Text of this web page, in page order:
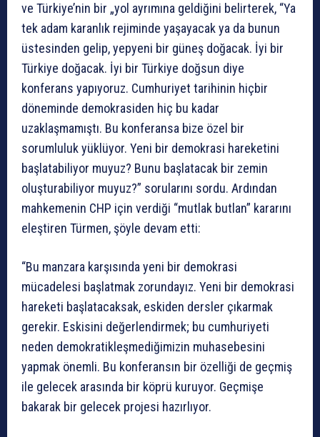
ve Türkiye’nin bir „yol ayrımına geldiğini belirterek, “Ya
tek adam karanlık rejiminde yaşayacak ya da bunun
üstesinden gelip, yepyeni bir güneş doğacak. İyi bir
Türkiye doğacak. İyi bir Türkiye doğsun diye
konferans yapıyoruz. Cumhuriyet tarihinin hiçbir
döneminde demokrasiden hiç bu kadar
uzaklaşmamıştı. Bu konferansa bize özel bir
sorumluluk yüklüyor. Yeni bir demokrasi hareketini
başlatabiliyor muyuz? Bunu başlatacak bir zemin
oluşturabiliyor muyuz?” sorularını sordu. Ardından
mahkemenin CHP için verdiği “mutlak butlan” kararını
eleştiren Türmen, şöyle devam etti:
“Bu manzara karşısında yeni bir demokrasi
mücadelesi başlatmak zorundayız. Yeni bir demokrasi
hareketi başlatacaksak, eskiden dersler çıkarmak
gerekir. Eskisini değerlendirmek; bu cumhuriyeti
neden demokratikleşmediğimizin muhasebesini
yapmak önemli. Bu konferansın bir özelliği de geçmiş
ile gelecek arasında bir köprü kuruyor. Geçmişe
bakarak bir gelecek projesi hazırlıyor.